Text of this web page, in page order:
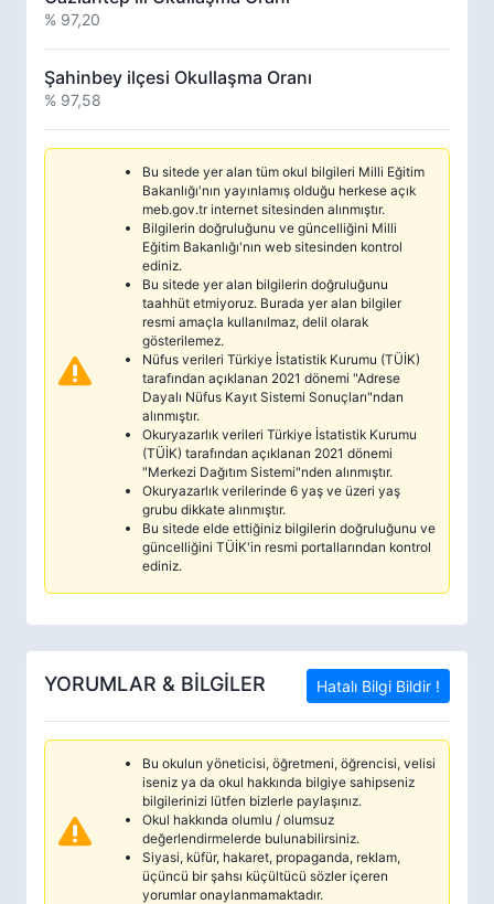
% 97,20
Şahinbey ilçesi Okullaşma Oranı
% 97,58
Bu sitede yer alan tüm okul bilgileri Milli Eğitim
Bakanlığı'nın yayınlamış olduğu herkese açık
meb.gov.tr internet sitesinden alınmıştır.
Bilgilerin doğruluğunu ve güncelliğini Milli
Eğitim Bakanlığı'nın web sitesinden kontrol
ediniz.
Bu sitede yer alan bilgilerin doğruluğunu
taahhüt etmiyoruz. Burada yer alan bilgiler
resmi amaçla kullanılmaz, delil olarak
gösterilemez.
Nüfus verileri Türkiye İstatistik Kurumu (TÜİK)
tarafından açıklanan 2021 dönemi "Adrese
Dayalı Nüfus Kayıt Sistemi Sonuçları"ndan
alınmıştır.
Okuryazarlık verileri Türkiye İstatistik Kurumu
(TÜİK) tarafından açıklanan 2021 dönemi
"Merkezi Dağıtım Sistemi"nden alınmıştır.
Okuryazarlık verilerinde 6 yaş ve üzeri yaş
grubu dikkate alınmıştır.
Bu sitede elde ettiğiniz bilgilerin doğruluğunu ve
güncelliğini TÜİK'in resmi portallarından kontrol
ediniz.
YORUMLAR & BİLGİLER Hatalı Bilgi Bildir !
Bu okulun yöneticisi, öğretmeni, öğrencisi, velisi
iseniz ya da okul hakkında bilgiye sahipseniz
bilgilerinizi lütfen bizlerle paylaşınız.
Okul hakkında olumlu / olumsuz
değerlendirmelerde bulunabilirsiniz.
Siyasi, küfür, hakaret, propaganda, reklam,
üçüncü bir şahsı küçültücü sözler içeren
yorumlar onaylanmamaktadır.